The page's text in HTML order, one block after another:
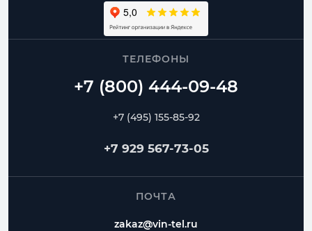
ТЕЛЕФОНЫ
+7 (495) 155-85-92
+7 929 567-73-05
ПОЧТА
zakaz@vin-tel.ru